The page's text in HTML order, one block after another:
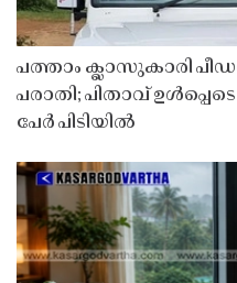
പത്താം ക്ലാസുകാരി
പരാതി; പിതാവ്
പേർ പിടിയിൽ